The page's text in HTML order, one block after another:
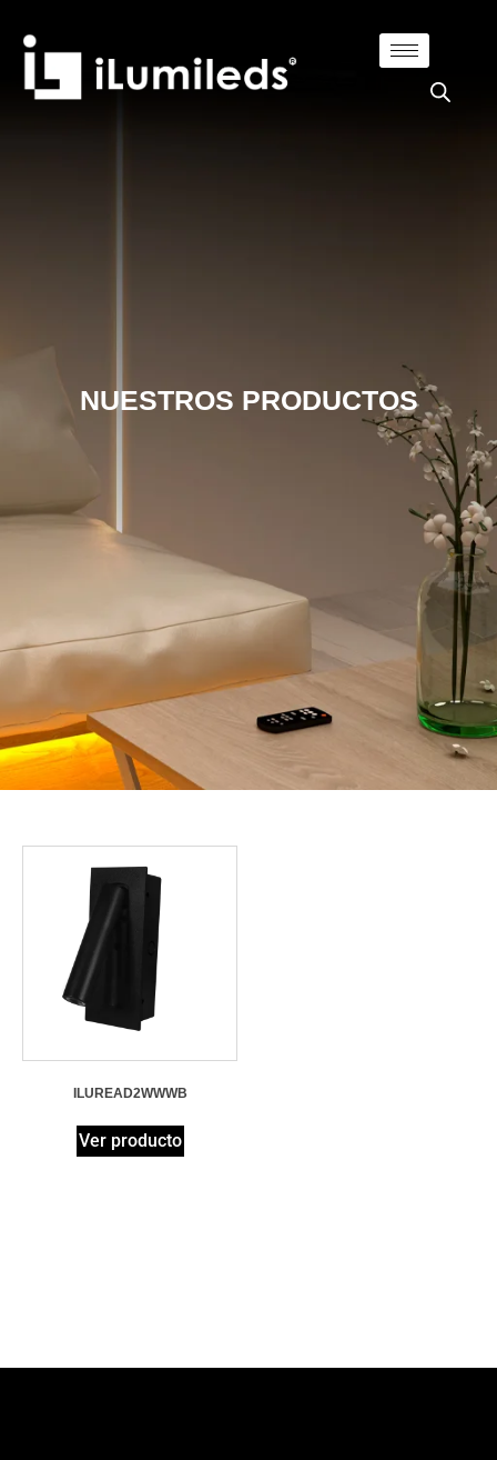
NUESTROS PRODUCTOS
ILUREAD2WWWB
Ver producto